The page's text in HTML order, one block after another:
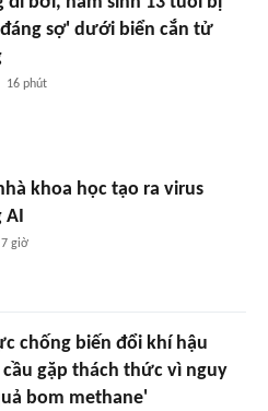
sợ' dưới biển cắn tử
16 phút
khoa học tạo ra virus
AI
7 giờ
chống biến đổi khí hậu
gặp thách thức vì nguy
bom methane'